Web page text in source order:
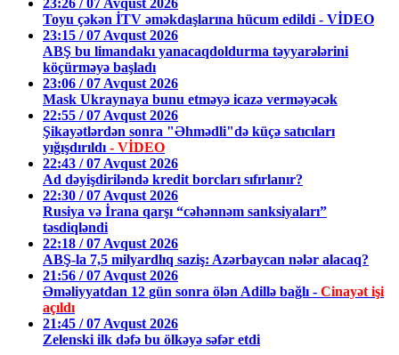
23:26 / 07 Avqust 2026
Toyu çəkən İTV əməkdaşlarına hücum edildi - VİDEO
23:15 / 07 Avqust 2026
ABŞ bu limandakı yanacaqdoldurma təyyarələrini
köçürməyə başladı
23:06 / 07 Avqust 2026
Mask Ukraynaya bunu etməyə icazə verməyəcək
22:55 / 07 Avqust 2026
Şikayətlərdən sonra "Əhmədli"də küçə satıcıları
yığışdırıldı - VİDEO
22:43 / 07 Avqust 2026
Ad dəyişdiriləndə kredit borcları sıfırlanır?
22:30 / 07 Avqust 2026
Rusiya və İrana qarşı “cəhənnəm sanksiyaları”
təsdiqləndi
22:18 / 07 Avqust 2026
ABŞ-la 7,5 milyardlıq saziş: Azərbaycan nələr alacaq?
21:56 / 07 Avqust 2026
Əməliyyatdan 12 gün sonra ölən Adillə bağlı - Cinayət işi
açıldı
21:45 / 07 Avqust 2026
Zelenski ilk dəfə bu ölkəyə səfər etdi